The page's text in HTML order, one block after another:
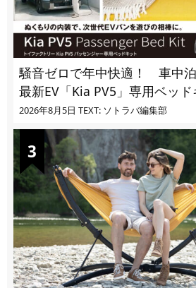
騒音ゼロで年中快適！ 車中
最新EV「Kia PV5」専用ベッ
2026年8月5日 TEXT: ソトラバ編集部